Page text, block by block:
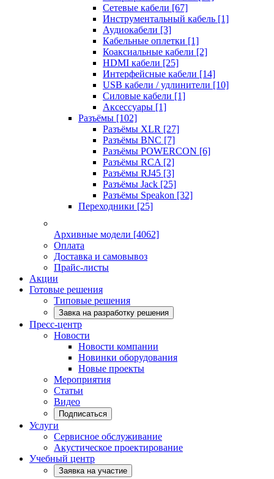
Сетевые кабели [67]
Инструментальный кабель [1]
Аудиокабели [3]
Кабельные оплетки [1]
Коаксиальные кабели [2]
HDMI кабели [25]
Интерфейсные кабели [14]
USB кабели / удлинители [10]
Силовые кабели [1]
Аксессуары [1]
Разъёмы [102]
Разъёмы XLR [27]
Разъёмы BNC [7]
Разъёмы POWERCON [6]
Разъёмы RCA [2]
Разъёмы RJ45 [3]
Разъёмы Jack [25]
Разъёмы Speakon [32]
Переходники [25]
Архивные модели [4062]
Оплата
Доставка и самовывоз
Прайс-листы
Акции
Готовые решения
Типовые решения
Завка на разработку решения
Пресс-центр
Новости
Новости компании
Новинки оборудования
Новые проекты
Мероприятия
Статьи
Видео
Подписаться
Услуги
Сервисное обслуживание
Акустическое проектирование
Учебный центр
Заявка на участие